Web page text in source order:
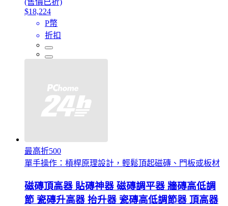
(售價已折)
$18,224
P幣
折扣
最高折500
單手操作：槓桿原理設計，輕鬆頂起磁磚、門板或板材
磁磚頂高器 貼磚神器 磁磚調平器 牆磚高低調
節 瓷磚升高器 抬升器 瓷磚高低調節器 頂高器